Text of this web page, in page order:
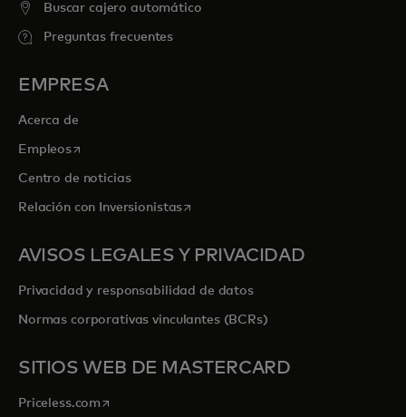
Buscar cajero automático
Preguntas frecuentes
EMPRESA
Acerca de
Empleosse abre en una pestaña nueva
Centro de noticias
Relación con Inversionistasse abre en una pestaña nueva
AVISOS LEGALES Y PRIVACIDAD
Privacidad y responsabilidad de datos
Normas corporativas vinculantes (BCRs)
SITIOS WEB DE MASTERCARD
Priceless.com se abre en una pestaña nueva